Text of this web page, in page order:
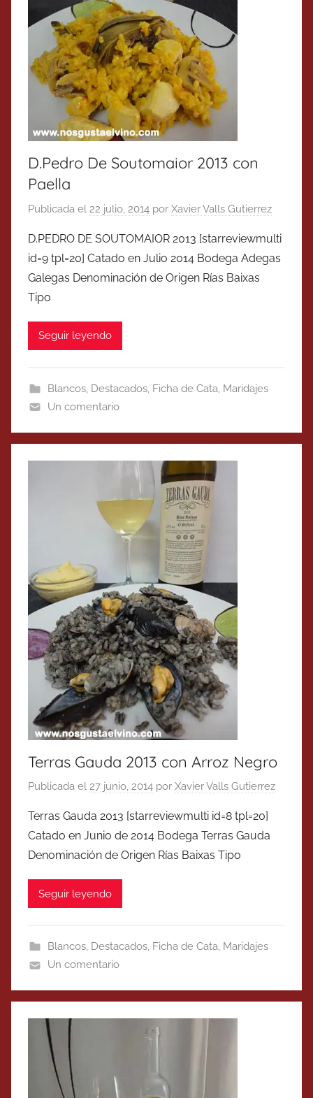
D.Pedro De Soutomaior 2013 con
Paella
Publicada el 22 julio, 2014 por Xavier Valls Gutierrez
D.PEDRO DE SOUTOMAIOR 2013 [starreviewmulti
id=9 tpl=20] Catado en Julio 2014 Bodega Adegas
Galegas Denominación de Origen Rías Baixas
Tipo
Seguir leyendo
Blancos, Destacados, Ficha de Cata Maridajes
Un comentario
Terras Gauda 2013 con Arroz Negro
Publicada el 27 junio, 2014 por Xavier Valls Gutierrez
Terras Gauda 2013 [starreviewmulti id=8 tpl=20]
Catado en Junio de 2014 Bodega Terras Gauda
Denominación de Origen Rías Baixas Tipo
Seguir leyendo
Blancos, Destacados, Ficha de Cata, Maridajes
Un comentario